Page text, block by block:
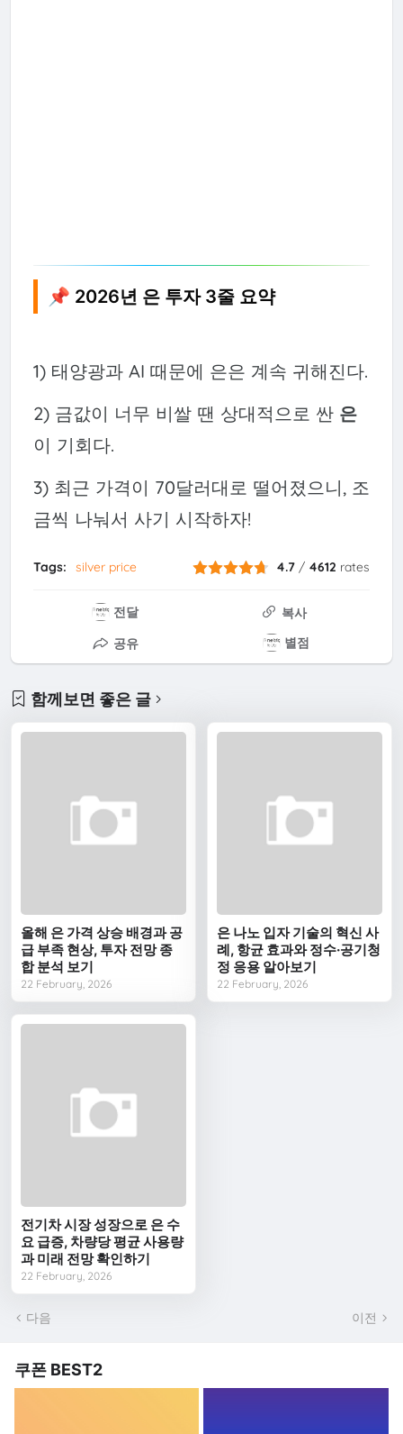
📌 2026년 은 투자 3줄 요약
1) 태양광과 AI 때문에 은은 계속 귀해진다.
2) 금값이 너무 비쌀 땐 상대적으로 싼 은
이 기회다.
3) 최근 가격이 70달러대로 떨어졌으니, 조
금씩 나눠서 사기 시작하자!
Tags: silver price 4.7 / 4612 rates
전달
복사
공유
별점
함께보면 좋은 글
올해 은 가격 상승 배경과 공
급 부족 현상, 투자 전망 종
합 분석 보기
22 February, 2026
은 나노 입자 기술의 혁신 사
례, 항균 효과와 정수·공기청
정 응용 알아보기
22 February, 2026
전기차 시장 성장으로 은 수
요 급증, 차량당 평균 사용량
과 미래 전망 확인하기
22 February, 2026
다음 이전
쿠폰 BEST2